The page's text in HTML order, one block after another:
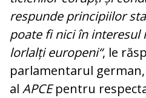
respunde principiilor
poa­te fi nici în
lor­lalți europeni“, le
par­lamentarul
al APCEpen­tru